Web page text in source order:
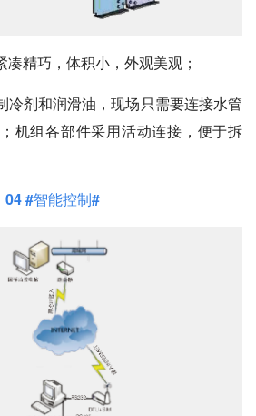
精巧，体积小，外观美观；
冷剂和润滑油，现场只需要连接水管
机组各部件采用活动连接，便于拆
04 #智能控制#